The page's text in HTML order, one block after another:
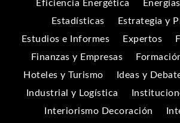
Eficiencia Energética
Estadísticas
Estrategia y
Estudios e Informes
Expertos
Finanzas y Empresas
Hoteles y Turismo
Ideas y
Industrial y Logística
Interiorismo Decoración